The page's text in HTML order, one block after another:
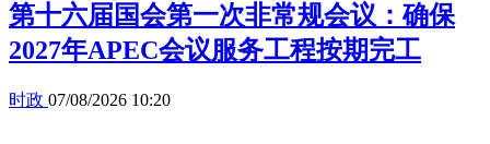
第十六届国会第一次非常规会议：确保
2027年APEC会议服务工程按期完工
时政 07/08/2026 10:20